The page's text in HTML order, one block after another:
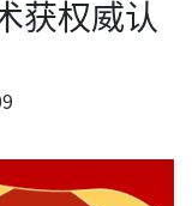
获权威认